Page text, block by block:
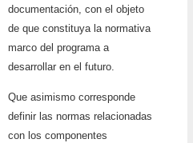
documentación, con el objeto
de que constituya la normativa
marco del programa a
desarrollar en el futuro.
Que asimismo corresponde
definir las normas relacionadas
con los componentes